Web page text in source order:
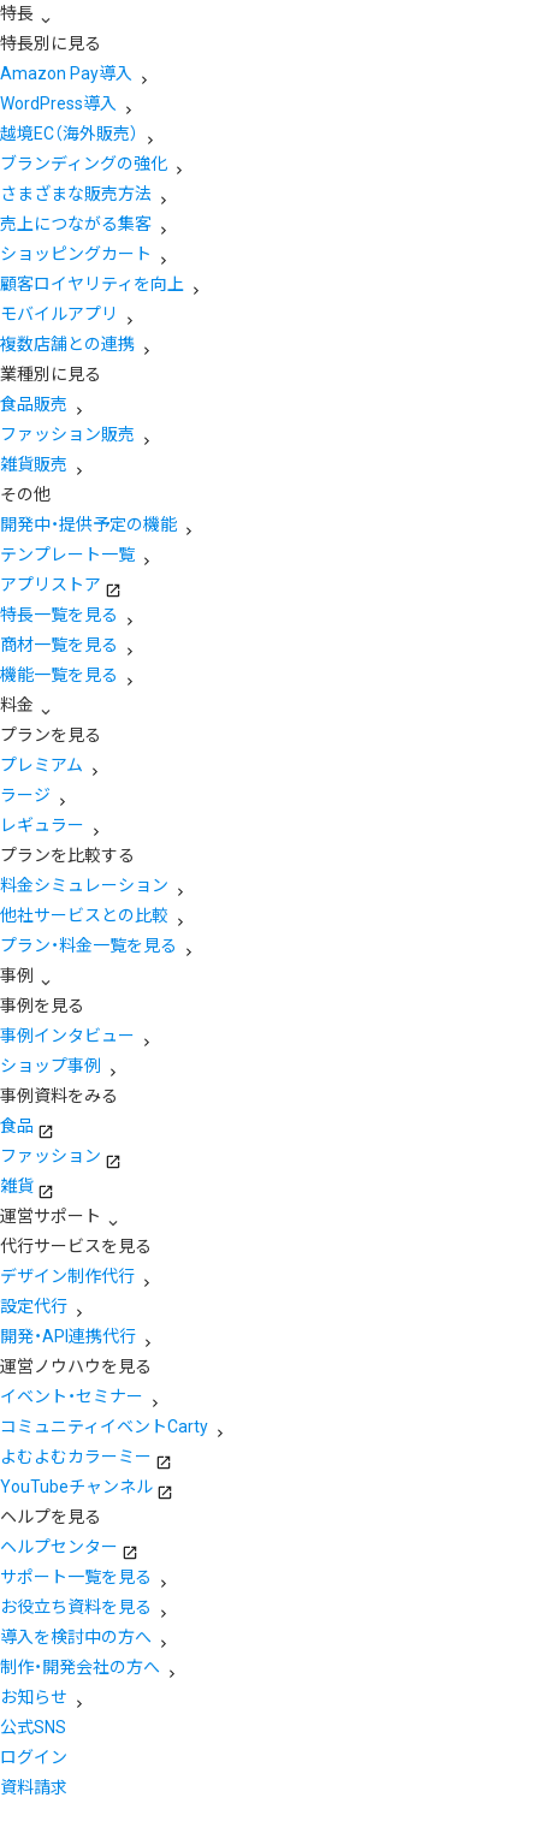
特長
特長別に見る
Amazon Pay導入
WordPress導入
越境EC（海外販売）
ブランディングの強化
さまざまな販売方法
売上につながる集客
ショッピングカート
顧客ロイヤリティを向上
モバイルアプリ
複数店舗との連携
業種別に見る
食品販売
ファッション販売
雑貨販売
その他
開発中・提供予定の機能
テンプレート一覧
アプリストア
特長一覧を見る
商材一覧を見る
機能一覧を見る
料金
プランを見る
プレミアム
ラージ
レギュラー
プランを比較する
料金シミュレーション
他社サービスとの比較
プラン・料金一覧を見る
事例
事例を見る
事例インタビュー
ショップ事例
事例資料をみる
食品
ファッション
雑貨
運営サポート
代行サービスを見る
デザイン制作代行
設定代行
開発・API連携代行
運営ノウハウを見る
イベント・セミナー
コミュニティイベントCarty
よむよむカラーミー
YouTubeチャンネル
ヘルプを見る
ヘルプセンター
サポート一覧を見る
お役立ち資料を見る
導入を検討中の方へ
制作・開発会社の方へ
お知らせ
公式SNS
ログイン
資料請求